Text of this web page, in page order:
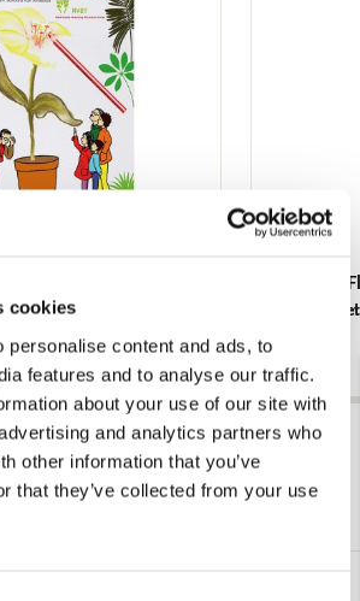
cookies
personalise content and ads, to
features and to analyse our traffic.
about your use of our site with
and analytics partners who
other information that you’ve
that they’ve collected from your use
Servetten:
Alice
€ 3,99
Den Haag